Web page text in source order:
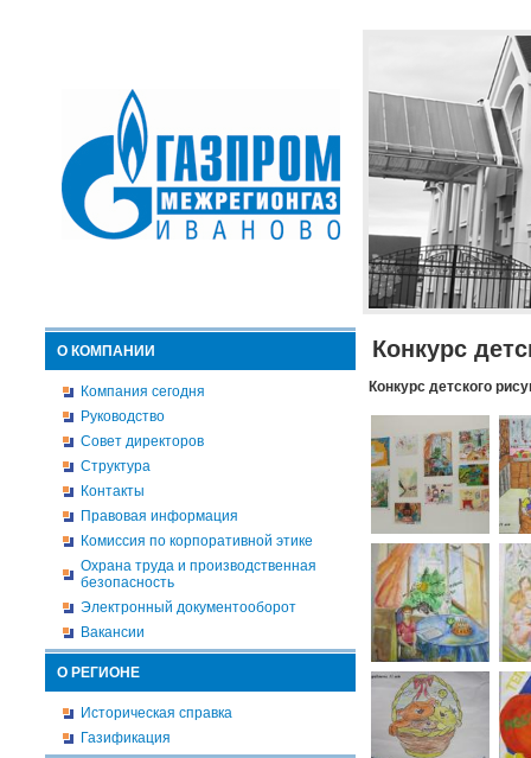
О КОМПАНИИ
Компания сегодня
Руководство
Совет директоров
Структура
Контакты
Правовая информация
Комиссия по корпоративной этике
Охрана труда и производственная
безопасность
Электронный документооборот
Вакансии
О РЕГИОНЕ
Историческая справка
Газификация
Конкурс
Конкурс детского